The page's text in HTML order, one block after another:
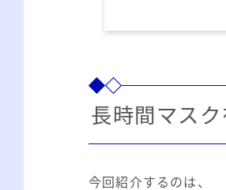
長時間マス
今回紹介するのは、